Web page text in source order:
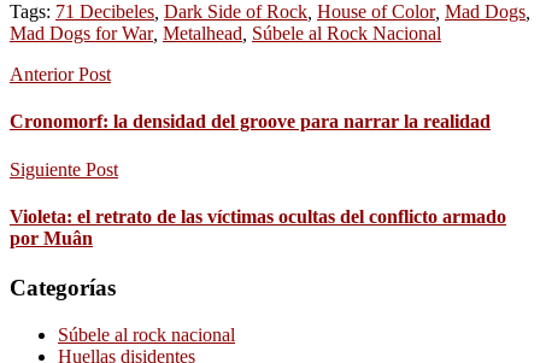
Tags: 71 Decibeles Dark Side of Rock House of Color, Mad Dogs
Mad Dogs for War, Metalhead Súbele al Rock Nacional
Anterior Post
Cronomorf: la densidad del groove para narrar la realidad
Siguiente Post
Violeta: el retrato de las víctimas ocultas del conflicto armado
por Muân
Categorías
Súbele al rock nacional
Huellas disidentes